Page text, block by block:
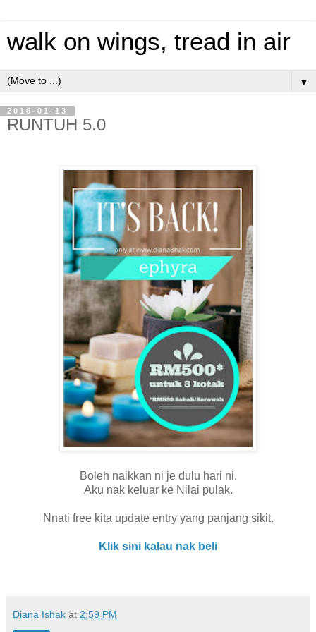
walk on wings, tread in air
▼
2016-01-13
RUNTUH 5.0
Boleh naikkan ni je dulu hari ni.
Aku nak keluar ke Nilai pulak.
Nnati free kita update entry yang panjang sikit.
Klik sini kalau nak beli
Diana Ishak at 2:59 PM